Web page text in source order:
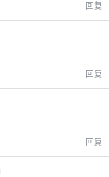
回复
回复
回复